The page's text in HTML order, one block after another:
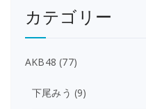
カテゴリー
AKB48 (77)
下尾みう (9)